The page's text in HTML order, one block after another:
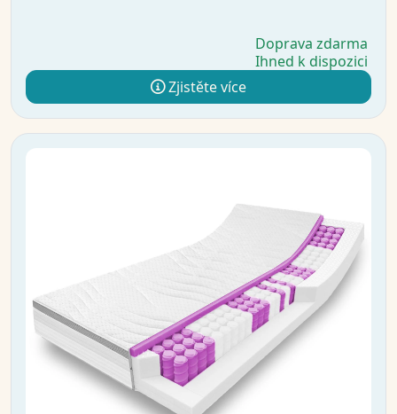
Doprava zdarma
Ihned k dispozici
Zjistěte více